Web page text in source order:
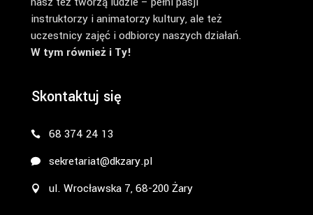
instruktorzy i animatorzy kultury, ale też
uczestnicy zajęć i odbiorcy naszych działań.
W tym również i Ty!
Skontaktuj się
68 374 24 13
sekretariat@dkzary.pl
ul. Wrocławska 7, 68-200 Żary